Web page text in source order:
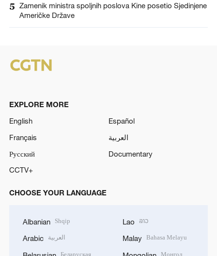
5 Zamenik ministra spoljnih poslova Kine posetio Sjedinjene
Američke Države
EXPLORE MORE
English
Español
Français
العربية
Русский
Documentary
CCTV+
CHOOSE YOUR LANGUAGE
Albanian Shqip
Arabic العربية
Lao ລາວ
Malay Bahasa Melayu